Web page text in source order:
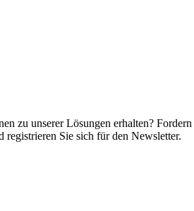
zu unserer Lösungen erhalten? Fordern
registrieren Sie sich für den Newsletter.